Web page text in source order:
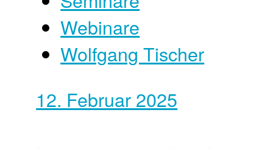
Webinare
Wolfgang Tischer
12. Februar 2025